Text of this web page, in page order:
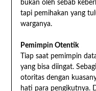
bukan oleh sebab
tapi pemihakan yang
warganya.
Pemimpin Otentik
Tiap saat pemimpin
yang bisa diingat.
otoritas dengan
hati para pengikutnya.